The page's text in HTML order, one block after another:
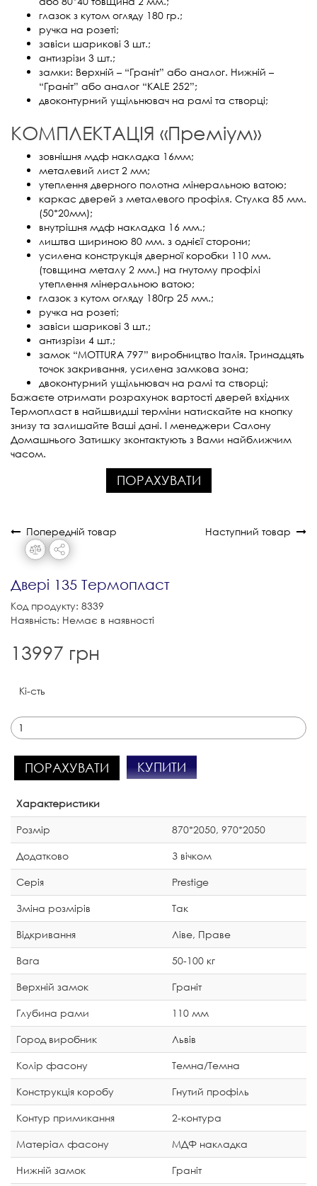
глазок з кутом огляду 180 гр.;
ручка на розеті;
завіси шарикові 3 шт.;
антизрізи 3 шт.;
замки: Верхній – “Граніт” або аналог. Нижній –
“Граніт” або аналог “KALE 252”;
двоконтурний ущільнювач на рамі та створці;
КОМПЛЕКТАЦІЯ «Преміум»
зовнішня мдф накладка 16мм;
металевий лист 2 мм;
утеплення дверного полотна мінеральною ватою;
каркас дверей з металевого профіля. Стулка 85 мм.
(50*20мм);
внутрішня мдф накладка 16 мм.;
лиштва шириною 80 мм. з однієї сторони;
усилена конструкція дверної коробки 110 мм.
(товщина металу 2 мм.) на гнутому профілі
утеплення мінеральною ватою;
глазок з кутом огляду 180гр 25 мм.;
ручка на розеті;
завіси шарикові 3 шт.;
антизрізи 4 шт.;
замок “MOTTURA 797” виробництво Італія. Тринадцять
точок закривання, усилена замкова зона;
двоконтурний ущільнювач на рамі та створці;
Бажаєте отримати розрахунок вартості дверей вхідних
Термопласт в найшвидші терміни натискайте на кнопку
знизу та залишайте Ваші дані. І менеджери Салону
Домашнього Затишку зконтактують з Вами найближчим
часом.
ПОРАХУВАТИ
Попередній товар Наступний товар
Двері 135 Термопласт
Код продукту: 8339
Наявність: Немає в наявності
13997 грн
Кі-сть
ПОРАХУВАТИ КУПИТИ
Характеристики
Розмір
870*2050, 970*2050
Додатково
З вічком
Серія
Prestige
Зміна розмірів
Так
Відкривання
Ліве, Праве
Вага
50-100 кг
Верхній замок
Граніт
Глубина рами
110 мм
Город виробник
Львів
Колір фасону
Темна/Темна
Конструкція коробу
Гнутий профіль
Контур примикання
2-контура
Матеріал фасону
МДФ накладка
Нижній замок
Граніт